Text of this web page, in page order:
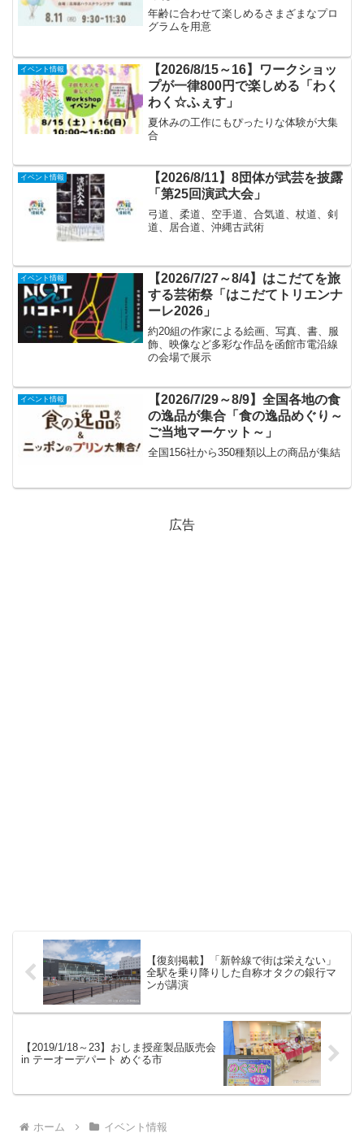
年齢に合わせて楽しめるさまざまなプロ
グラムを用意
イベント情報
【2026/8/15～16】ワークショッ
プが一律800円で楽しめる「わく
わく☆ふぇす」
夏休みの工作にもぴったりな体験が大集
合
イベント情報
【2026/8/11】8団体が武芸を披露
「第25回演武大会」
弓道、柔道、空手道、合気道、杖道、剣
道、居合道、沖縄古武術
イベント情報
【2026/7/27～8/4】はこだてを旅
する芸術祭「はこだてトリエンナ
ーレ2026」
約20組の作家による絵画、写真、書、服
飾、映像など多彩な作品を函館市電沿線
の会場で展示
イベント情報
【2026/7/29～8/9】全国各地の食
の逸品が集合「食の逸品めぐり～
ご当地マーケット～」
全国156社から350種類以上の商品が集結
広告
【復刻掲載】「新幹線で街は栄えない」
全駅を乗り降りした自称オタクの銀行マ
ンが講演
【2019/1/18～23】おしま授産製品販売会
in テーオーデパート めぐる市
ホーム イベント情報